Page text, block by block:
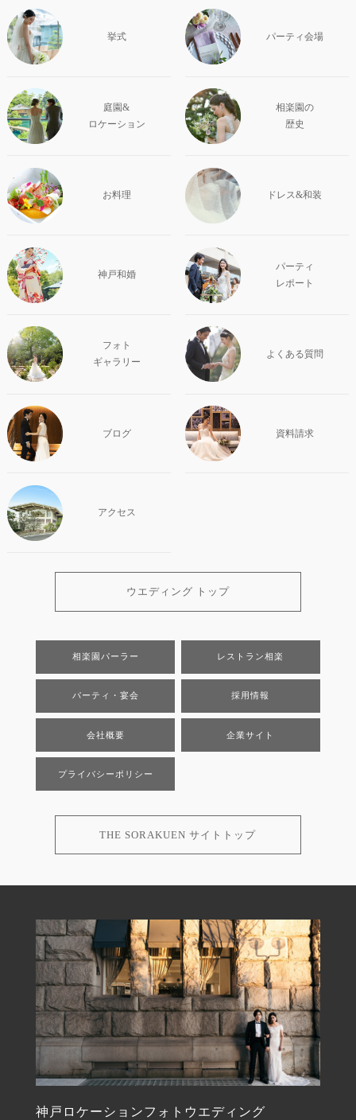
挙式 パーティ会場
庭園&
ロケーション
相楽園の
歴史
お料理 ドレス&和装
神戸和婚
パーティ
レポート
フォト
ギャラリー
よくある質問
ブログ 資料請求
アクセス
ウエディング トップ
相楽園パーラー レストラン相楽
パーティ・宴会 採用情報
会社概要 企業サイト
プライバシーポリシー
THE SORAKUEN サイトトップ
神戸ロケーションフォトウエディング